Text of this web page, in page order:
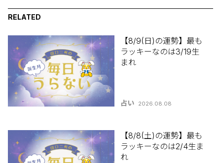
RELATED
【8/9(日)の運勢】最も
ラッキーなのは3/19生
まれ
占い 2026.08.08
【8/8(土)の運勢】最も
ラッキーなのは2/4生ま
れ